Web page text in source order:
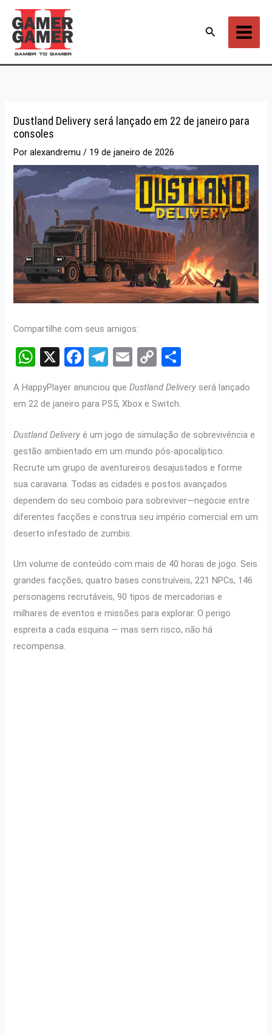
para
conteúdo
Pesquisar
Dustland Delivery será lançado em 22 de janeiro para
consoles
Poralexandremu/ 19 de janeiro de 2026
Compartilhe com seus amigos:
W
at
A
p
p
X
F
ce
o
o
k
T
e
gr
a
m
E
ail
C
py
n
k
ar
A HappyPlayer anunciou queDustland Delivery será lançado
em 22 de janeiro para PS5, Xbox e Switch.
Dustland Delivery é um jogo de simulação de sobrevivência e
gestão ambientado em um mundo pós-apocalíptico.
Recrute um grupo de aventureiros desajustados e forme
sua caravana. Todas as cidades e postos avançados
dependem do seu comboio para sobreviver—negocie entre
diferentes facções e construa seu império comercial em um
deserto infestado de zumbis.
Um volume de conteúdo com mais de 40 horas de jogo. Seis
grandes facções, quatro bases construíveis, 221 NPCs, 146
personagens recrutáveis, 90 tipos de mercadorias e
milhares de eventos e missões para explorar. O perigo
espreita a cada esquina — mas sem risco, não há
recompensa.